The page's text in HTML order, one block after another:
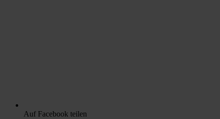
Auf Facebook teilen